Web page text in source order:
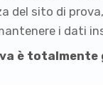
del sito di
i dati
è